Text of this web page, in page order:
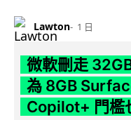
Lawton 1 日
微軟刪走
為 8GB
Copilot+ 門檻